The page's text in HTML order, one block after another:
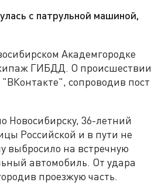
с патрульной машиной,
Академгородке
ГИБДД. О происшествии
сопроводив пост
Новосибирску, 36-летний
Российской и в пути не
выбросило на встречную
автомобиль. От удара
проезжую часть.